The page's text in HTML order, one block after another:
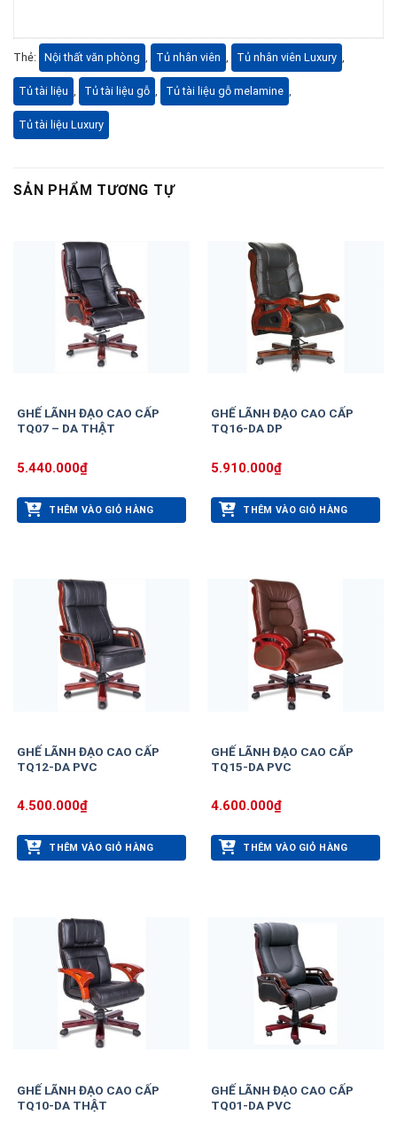
Thẻ: Nội thất văn phòng Tủ nhân viên Tủ nhân viên Luxury
Tủ tài liệu Tủ tài liệu gỗ Tủ tài liệu gỗ melamine
Tủ tài liệu Luxury
SẢN PHẨM TƯƠNG TỰ
GHẾ LÃNH ĐẠO CAO CẤP
TQ07 – DA THẬT
5.440.000₫
THÊM VÀO GIỎ HÀNG
GHẾ LÃNH ĐẠO CAO CẤP
TQ16-DA DP
5.910.000₫
THÊM VÀO GIỎ HÀNG
GHẾ LÃNH ĐẠO CAO CẤP
TQ12-DA PVC
4.500.000₫
THÊM VÀO GIỎ HÀNG
GHẾ LÃNH ĐẠO CAO CẤP
TQ15-DA PVC
4.600.000₫
THÊM VÀO GIỎ HÀNG
GHẾ LÃNH ĐẠO CAO CẤP
TQ10-DA THẬT
GHẾ LÃNH ĐẠO CAO CẤP
TQ01-DA PVC